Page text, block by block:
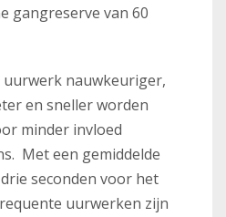
gangreserve van 60
nauwkeuriger,
en sneller worden
minder invloed
Met een gemiddelde
seconden voor het
uurwerken zijn